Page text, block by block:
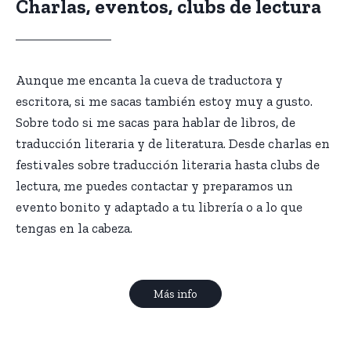
Charlas, eventos, clubs de lectura
Aunque me encanta la cueva de traductora y
escritora, si me sacas también estoy muy a gusto.
Sobre todo si me sacas para hablar de libros, de
traducción literaria y de literatura. Desde charlas en
festivales sobre traducción literaria hasta clubs de
lectura, me puedes contactar y preparamos un
evento bonito y adaptado a tu librería o a lo que
tengas en la cabeza.
Más info